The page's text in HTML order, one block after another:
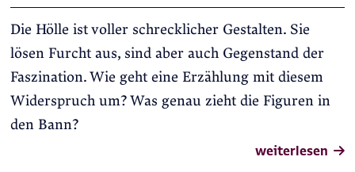
Die Hölle ist voller schrecklicher Gestalten. Sie
lösen Furcht aus, sind aber auch Gegenstand der
Faszination. Wie geht eine Erzählung mit diesem
Widerspruch um? Was genau zieht die Figuren in
den Bann?
weiterlesen